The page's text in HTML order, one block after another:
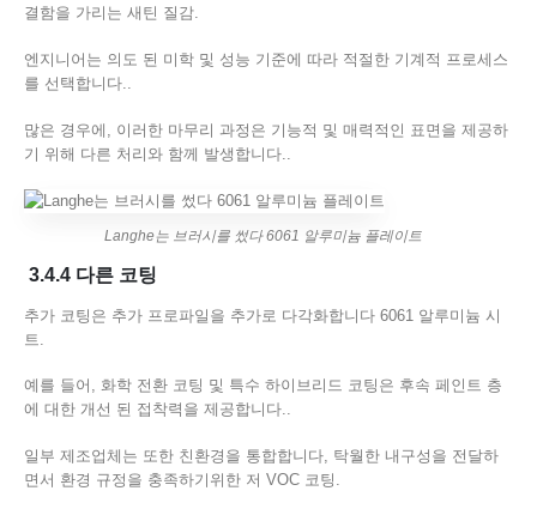
결함을 가리는 새틴 질감.
엔지니어는 의도 된 미학 및 성능 기준에 따라 적절한 기계적 프로세스
를 선택합니다..
많은 경우에, 이러한 마무리 과정은 기능적 및 매력적인 표면을 제공하
기 위해 다른 처리와 함께 발생합니다..
Langhe는 브러시를 썼다 6061 알루미늄 플레이트
3.4.4 다른 코팅
추가 코팅은 추가 프로파일을 추가로 다각화합니다 6061 알루미늄 시
트.
예를 들어, 화학 전환 코팅 및 특수 하이브리드 코팅은 후속 페인트 층
에 대한 개선 된 접착력을 제공합니다..
일부 제조업체는 또한 친환경을 통합합니다, 탁월한 내구성을 전달하
면서 환경 규정을 충족하기위한 저 VOC 코팅.